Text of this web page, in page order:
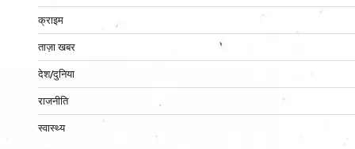
क्राइम
ताज़ा खबर
देश/दुनिया
राजनीति
स्वास्थ्य